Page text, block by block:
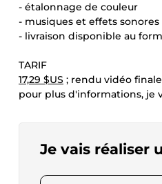
- étalonnage de couleur
- musiques et effets sonores
- livraison disponible au
TARIF
17,29 $US ; rendu vidéo
pour plus d'informations, je
Je vais réaliser